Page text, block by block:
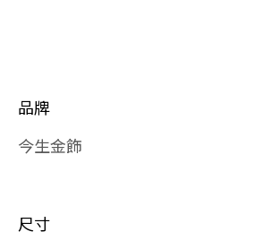
品牌
今生金飾
尺寸